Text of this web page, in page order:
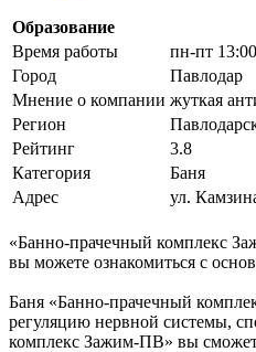
Образование
Время работы
пн-пт
Город
Павлодар
Мнение о компании жуткая
Регион
Рейтинг
3.8
Категория
Баня
Адрес
ул.
«Банно-прачечный комплекс
вы можете ознакомиться с
Баня «Банно-прачечный
регуляцию нервной системы,
комплекс Зажим-ПВ» вы